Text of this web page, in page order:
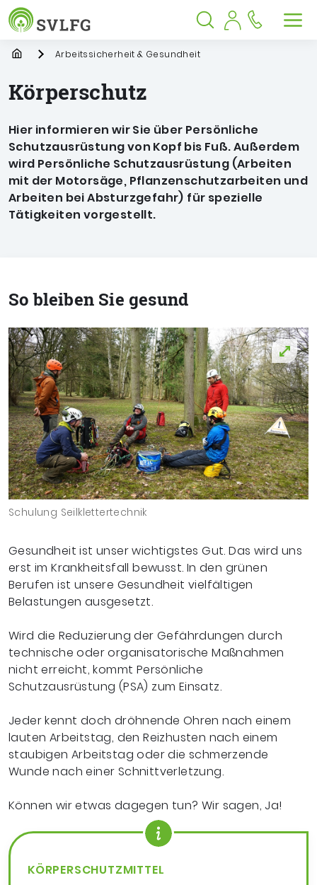
Inhalt
Suche
Springe zu: Hauptmenü
Sozialversicherung für
Suche öffnen
Suche schließen
StartpageArbeitssicherheit & Gesundheit
Körperschutz
Hier informieren wir Sie über Persönliche
Schutzausrüstung von Kopf bis Fuß. Außerdem
wird Persönliche Schutzausrüstung (Arbeiten
mit der Motorsäge, Pflanzenschutzarbeiten und
Arbeiten bei Absturzgefahr) für spezielle
Tätigkeiten vorgestellt.
So bleiben Sie gesund
Schulung Seilklettertechnik
Gesundheit ist unser wichtigstes Gut. Das wird uns
erst im Krankheitsfall bewusst. In den grünen
Berufen ist unsere Gesundheit vielfältigen
Belastungen ausgesetzt.
Wird die Reduzierung der Gefährdungen durch
technische oder organisatorische Maßnahmen
nicht erreicht, kommt Persönliche
Schutzausrüstung (PSA) zum Einsatz.
Jeder kennt doch dröhnende Ohren nach einem
lauten Arbeitstag, den Reizhusten nach einem
staubigen Arbeitstagoder die schmerzende
Wunde nach einer Schnittverletzung.
Können wir etwas dagegen tun? Wir sagen, Ja!
KÖRPERSCHUTZMITTEL